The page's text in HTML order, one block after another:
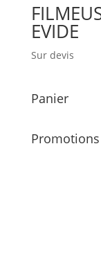
EVIDE
Sur devis
Panier
Promotions